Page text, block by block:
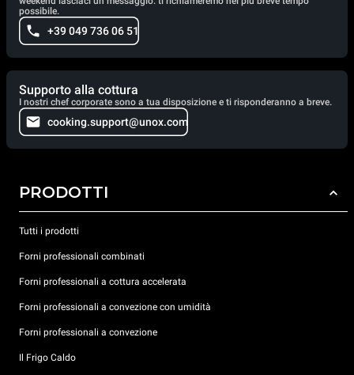
possibile.
+39 049 736 06 51
Supporto alla cottura
I nostri chef corporate sono a tua disposizione e ti risponderanno a breve.
cooking.support@unox.com
PRODOTTI
Tutti i prodotti
Forni professionali combinati
Forni professionali a cottura accelerata
Forni professionali a convezione con umidità
Forni professionali a convezione
Il Frigo Caldo